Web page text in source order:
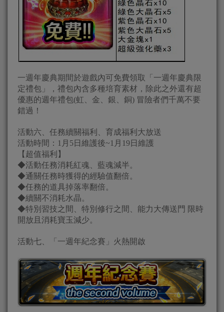
一週年慶典期間於遊戲內可免費領取「一週年慶典限
定禮包」，禮包內含多種培育素材，除此之外還有超
優惠的週年禮包(虹、金、銀、銅) 冒險者們千萬不要
錯過！
活動六、任務續關福利、育成福利大放送
活動時間：1月5日維護後~1月19日維護
【超值福利】
◆活動任務消耗紅魂、藍魂減半。
◆通關任務時獲得的經驗值翻倍。
◆任務的道具掉落率翻倍。
◆續關不消耗水晶。
◆特別習技之間、特別修行之間、能力大傳送門 限時
開放且消耗寶玉減少。
活動七、「一週年紀念賽」火熱開啟